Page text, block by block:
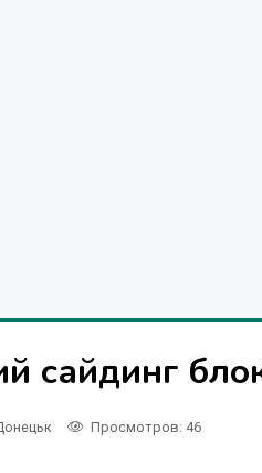
сайдинг
Просмотров: 46